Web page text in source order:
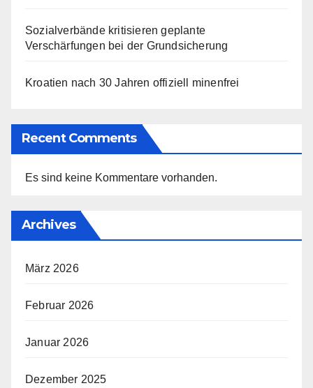
Sozialverbände kritisieren geplante
Verschärfungen bei der Grundsicherung
Kroatien nach 30 Jahren offiziell minenfrei
Recent Comments
Es sind keine Kommentare vorhanden.
Archives
März 2026
Februar 2026
Januar 2026
Dezember 2025